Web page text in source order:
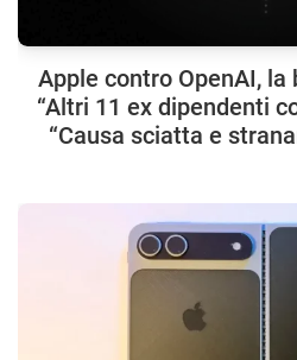
Apple contro OpenAI,
“Altri 11 ex dipendenti
“Causa sciatta e